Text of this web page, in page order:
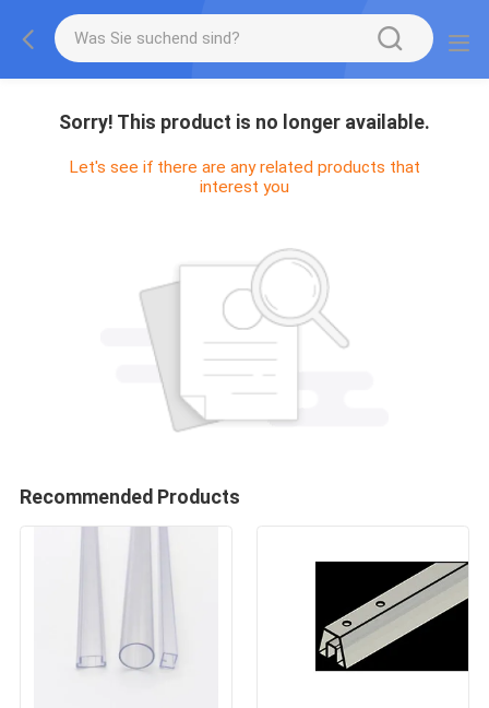
Sorry! This product is no longer available.
Let's see if there are any related products that
interest you
Recommended Products